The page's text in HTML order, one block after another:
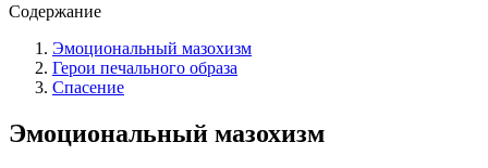
Содержание
Эмоциональный мазохизм
Герои печального образа
Спасение
Эмоциональный мазохизм